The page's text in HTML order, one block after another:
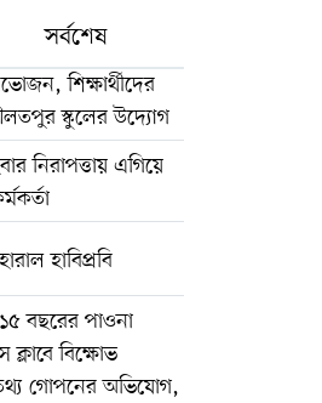
সর্বশেষ
শিক্ষার্থীদের
স্কুলের উদ্যোগ
নিরাপত্তায় এগিয়ে
হাবিপ্রবি
বছরের পাওনা
ক্লাবে বিক্ষোভ
গোপনের অভিযোগ,